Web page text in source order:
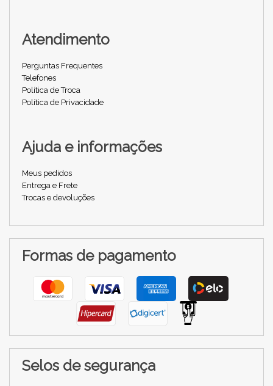
Atendimento
Perguntas Frequentes
Telefones
Política de Troca
Política de Privacidade
Ajuda e informações
Meus pedidos
Entrega e Frete
Trocas e devoluções
Formas de pagamento
Selos de segurança